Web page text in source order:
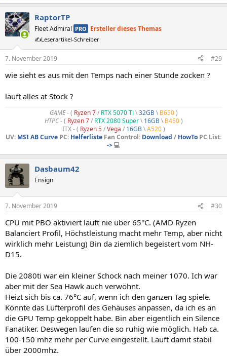
k
t
i
n
e
n
:
RaptorTP
Fleet Admiral PRO Ersteller dieses Themas
✍️Leserartikel-Schreiber
7. November 2019 #29
wie sieht es aus mit den Temps nach einer Stunde zocken ?
läuft alles at Stock ?
GAME- ( Ryzen 7/ RTX 5070 Ti \32GB\ B650)
HTPC -( Ryzen 7/ RTX 2080 Super\ 16GB\ B450)
ITX - ( Ryzen 5/Vega / 16GB\A520)
UV: MSI AB Curve PC: Helferliste Fan Control: Download / HowTo PC List:
->💻
Dasbaum42
Ensign
7. November 2019 #30
CPU mit PBO aktiviert läuft nie über 65°C. (AMD Ryzen
Balanciert Profil, Höchstleistung macht mehr Temp, aber nicht
wirklich mehr Leistung) Bin da ziemlich begeistert vom NH-
D15.
Die 2080ti war ein kleiner Schock nach meiner 1070. Ich war
aber mit der Sea Hawk auch verwöhnt.
Heizt sich bis ca. 76°C auf, wenn ich den ganzen Tag spiele.
Könnte das Lüfterprofil des Gehäuses anpassen, da ich es an
die GPU Temp gekoppelt habe. Bin aber eigentlich ein Silence
Fanatiker. Deswegen laufen die so ruhig wie möglich. Hab ca.
100-150 mhz mehr per Curve eingestellt. Läuft damit stabil
über 2000mhz.